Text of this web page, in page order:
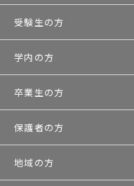
受験生の方
学内の方
卒業生の方
保護者の方
地域の方